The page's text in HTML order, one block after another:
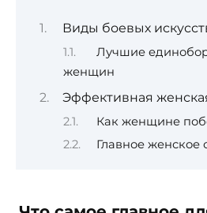
Виды боевых
Лучшие
женщин
Эффективная
Как женщине
Главное женское